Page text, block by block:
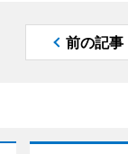
前の記事